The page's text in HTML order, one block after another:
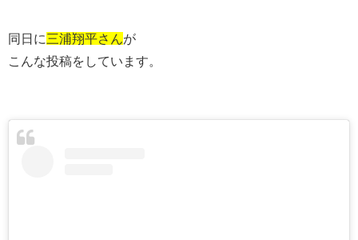
同日に三浦翔平さん が
こんな投稿をしています。